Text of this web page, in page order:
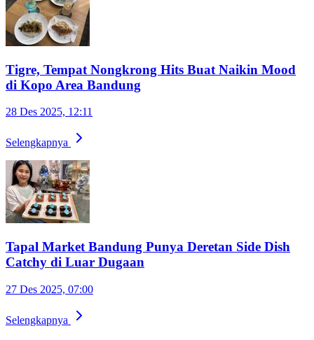
Tigre, Tempat Nongkrong Hits Buat Naikin Mood
di Kopo Area Bandung
28 Des 2025, 12:11
Selengkapnya
Tapal Market Bandung Punya Deretan Side Dish
Catchy di Luar Dugaan
27 Des 2025, 07:00
Selengkapnya